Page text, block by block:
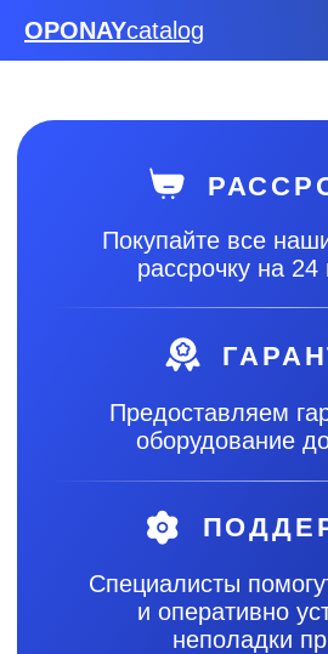
OPONAYcatalog
Все категории
POS моноблоки
Покупайте все наши товары в
рассрочку на 24 месяца
ГАРАНТИЯ
оборудование до 3х лет
ПОДДЕРЖКА
Специалисты помогут настроить
и оперативно устранить
неполадки при их
возникновении